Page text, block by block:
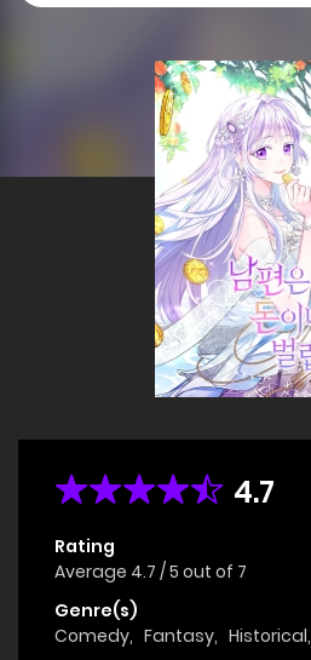
4.7
Rating
Average 4.7 /5 out of 7
Genre(s)
Comedy, Fantasy, Historical,